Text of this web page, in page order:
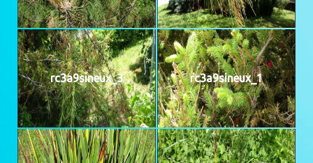
rc3a9sineux_3 rc3a9sineux_1